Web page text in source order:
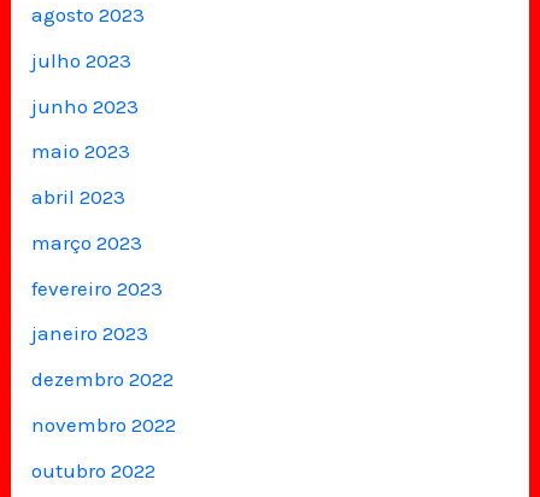
agosto 2023
julho 2023
junho 2023
maio 2023
abril 2023
março 2023
fevereiro 2023
janeiro 2023
dezembro 2022
novembro 2022
outubro 2022